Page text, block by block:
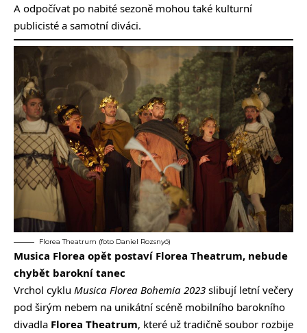
A odpočívat po nabité sezoně mohou také kulturní
publicisté a samotní diváci.
Florea Theatrum (foto Daniel Rozsnyó)
Musica Florea opět postaví Florea Theatrum, nebude
chybět barokní tanec
Vrchol cyklu Musica Florea Bohemia 2023 slibují letní večery
pod širým nebem na unikátní scéně mobilního barokního
divadla Florea Theatrum, které už tradičně soubor rozbije